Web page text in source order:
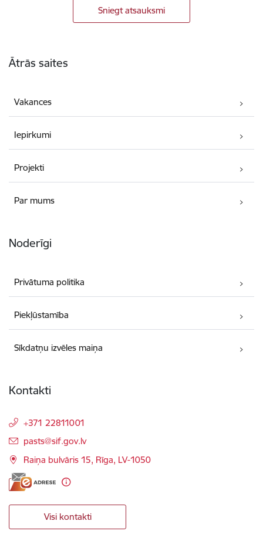
Sniegt atsauksmi
Ātrās saites
Vakances
Iepirkumi
Projekti
Par mums
Noderīgi
Privātuma politika
Piekļūstamība
Sīkdatņu izvēles maiņa
Kontakti
+371 22811001
E-pasts:
pasts@sif.gov.lv
Raiņa bulvāris 15, Rīga, LV-1050
Visi kontakti